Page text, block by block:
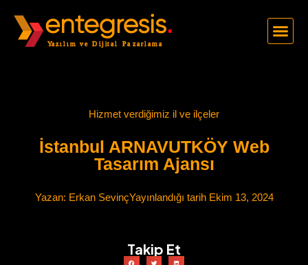
Hizmet verdiğimiz il ve ilçeler
İstanbul ARNAVUTKÖY Web
Tasarım Ajansı
Yazan: Erkan SevinçYayınlandığı tarihEkim 13, 2024
Takip Et